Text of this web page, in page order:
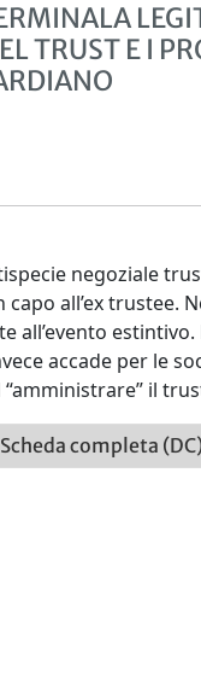
TRUST E I
negoziale
all’ex trustee.
all’evento
accade per le
il
Scheda completa